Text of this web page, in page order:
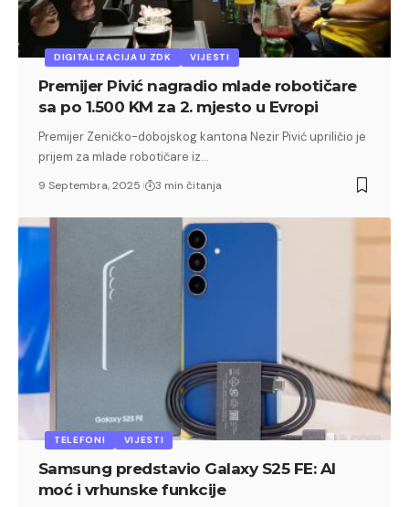
DIGITALIZACIJA U ZDK VIJESTI
Premijer Pivić nagradio mlade robotičare
sa po 1.500 KM za 2. mjesto u Evropi
Premijer Zeničko-dobojskog kantona Nezir Pivić upriličio je
prijem za mlade robotičare iz…
9 Septembra, 2025 3 min čitanja
TELEFONI VIJESTI
Samsung predstavio Galaxy S25 FE: AI
moć i vrhunske funkcije